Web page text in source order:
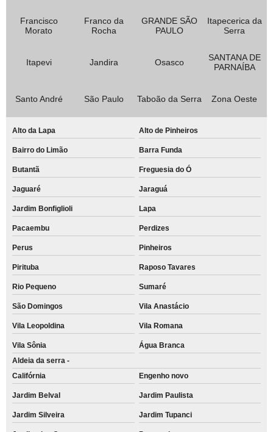
Francisco
Morato
Franco da
Rocha
GRANDE SÃO
PAULO
Itapecerica da
Serra
Itapevi Jandira Osasco
SANTANA DE
PARNAÍBA
Santo André São Paulo Taboão da Serra Zona Oeste
Alto da Lapa Alto de Pinheiros
Bairro do Limão Barra Funda
Butantã Freguesia do Ó
Jaguaré Jaraguá
Jardim Bonfiglioli Lapa
Pacaembu Perdizes
Perus Pinheiros
Pirituba Raposo Tavares
Rio Pequeno Sumaré
São Domingos Vila Anastácio
Vila Leopoldina Vila Romana
Vila Sônia
Água Branca
Aldeia da serra -
Califórnia
Engenho novo
Jardim Belval Jardim Paulista
Jardim Silveira Jardim Tupanci